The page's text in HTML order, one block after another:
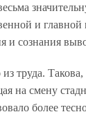
и
и сознания
из труда.
на смену
более